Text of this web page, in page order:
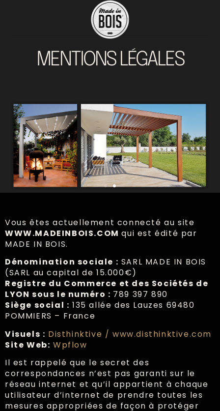
MENTIONS LÉGALES
Vous êtes actuellement connecté au site
WWW.MADEINBOIS.COMqui est édité par
MADE IN BOIS.
Dénomination sociale : SARL MADE IN BOIS
(SARL au capital de 15.000€)
Registre du Commerce et des Sociétés de
LYON sous le numéro : 789 397 890
Siège social : 135 allée des Lauzes 69480
POMMIERS – France
Visuels : Disthinktive / www.disthinktive.com
Site Web: Wpflow
Il est rappelé que le secret des
correspondances n’est pas garanti sur le
réseau internet et qu’il appartient à chaque
utilisateur d’internet de prendre toutes les
mesures appropriées de façon à protéger